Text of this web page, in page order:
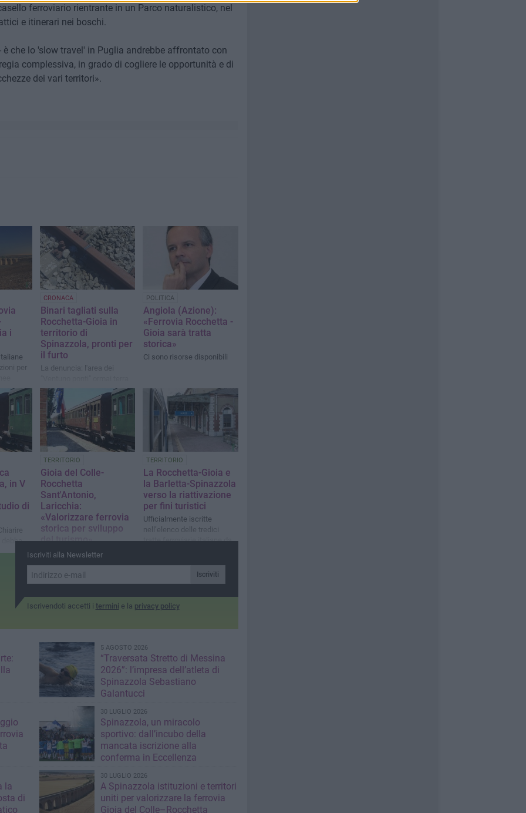
ferroviario rientrante in un Parco naturalistico, nel
e itinerari nei boschi.
è che lo 'slow travel' in Puglia andrebbe affrontato con
complessiva, in grado di cogliere le opportunità e di
dei vari territori».
i
per
uso
CRONACA
Binari tagliati sulla
Rocchetta-Gioia in
territorio di
Spinazzola, pronti per
il furto
La denuncia: l'area dei
di nessuno
POLITICA
Angiola (Azione):
«Ferrovia Rocchetta -
Gioia sarà tratta
storica»
Ci sono risorse disponibili
in V
di
debba
TERRITORIO
Gioia del Colle-
Rocchetta
Sant'Antonio,
Laricchia:
«Valorizzare ferrovia
storica per sviluppo
del turismo»
Anche Paolo Campo
commenta: «Può diventare
importante percorso
cicloturistico»
TERRITORIO
La Rocchetta-Gioia e
la Barletta-Spinazzola
verso la riattivazione
per fini turistici
Ufficialmente iscritte
nell’elenco delle tredici
tratte ferroviarie italiane da
Iscriviti alla Newsletter
Iscriviti
Iscrivendoti accetti i termini e la privacy policy
5 AGOSTO 2026
“Traversata Stretto di Messina
2026”: l’impresa dell’atleta di
Spinazzola Sebastiano
Galantucci
30 LUGLIO 2026
Spinazzola, un miracolo
sportivo: dall’incubo della
mancata iscrizione alla
conferma in Eccellenza
la
di
30 LUGLIO 2026
A Spinazzola istituzioni e territori
uniti per valorizzare la ferrovia
Gioia del Colle–Rocchetta